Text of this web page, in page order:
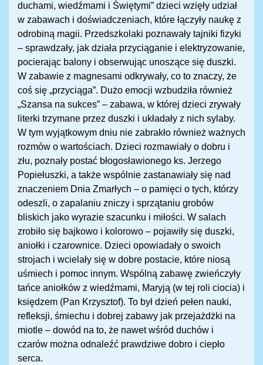
duchami, wiedźmami i Świętymi” dzieci wzięły udział
w zabawach i doświadczeniach, które łączyły naukę z
odrobiną magii. Przedszkolaki poznawały tajniki fizyki
– sprawdzały, jak działa przyciąganie i elektryzowanie,
pocierając balony i obserwując unoszące się duszki.
W zabawie z magnesami odkrywały, co to znaczy, że
coś się „przyciąga”. Dużo emocji wzbudziła również
„Szansa na sukces” – zabawa, w której dzieci zrywały
literki trzymane przez duszki i układały z nich sylaby.
W tym wyjątkowym dniu nie zabrakło również ważnych
rozmów o wartościach. Dzieci rozmawiały o dobru i
złu, poznały postać błogosławionego ks. Jerzego
Popiełuszki, a także wspólnie zastanawiały się nad
znaczeniem Dnia Zmarłych – o pamięci o tych, którzy
odeszli, o zapalaniu zniczy i sprzątaniu grobów
bliskich jako wyrazie szacunku i miłości. W salach
zrobiło się bajkowo i kolorowo – pojawiły się duszki,
aniołki i czarownice. Dzieci opowiadały o swoich
strojach i wcielały się w dobre postacie, które niosą
uśmiech i pomoc innym. Wspólną zabawę zwieńczyły
tańce aniołków z wiedźmami, Maryją (w tej roli ciocia) i
księdzem (Pan Krzysztof). To był dzień pełen nauki,
refleksji, śmiechu i dobrej zabawy jak przejażdżki na
miotle – dowód na to, że nawet wśród duchów i
czarów można odnaleźć prawdziwe dobro i ciepło
serca.